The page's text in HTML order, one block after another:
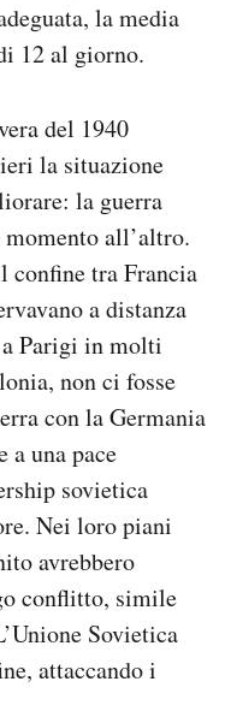
la media
12 al giorno.
del 1940
la situazione
la guerra
all’altro.
confine tra Francia
a distanza
a Parigi in molti
non ci fosse
con la Germania
a una pace
sovietica
Nei loro piani
avrebbero
conflitto, simile
Sovietica
attaccando i